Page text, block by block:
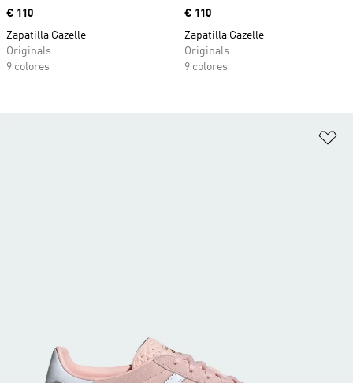
Precio
€ 110
Zapatilla Gazelle
Originals
9 colores
Precio
€ 110
Zapatilla Gazelle
Originals
9 colores